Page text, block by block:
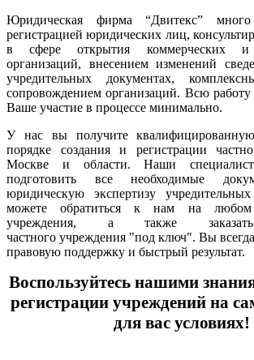
Юридическая фирма “Двитекс” много
регистрацией юридических лиц,
в сфере открытия коммерческих и
организаций, внесением изменений
учредительных документах,
сопровождением организаций. Всю
Ваше участие в процессе минимально.
У нас вы получите
порядке создания и регистрации
Москве и области. Наши
подготовить все необходимые
юридическую экспертизу
можете обратиться к нам на любом
учреждения, а также
частного учреждения "под ключ". Вы
правовую поддержку и быстрый результат.
Воспользуйтесь нашими
регистрации учреждений на
для вас условиях!